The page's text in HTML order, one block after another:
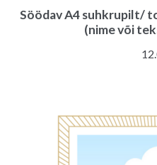
Söödav A4 suhkrupilt/
(nime või